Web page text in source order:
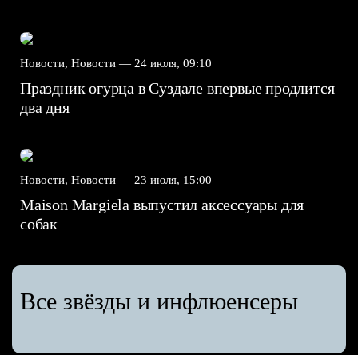
Новости, Новости — 24 июля, 09:10
Праздник огурца в Суздале впервые продлится
два дня
Новости, Новости — 23 июля, 15:00
Maison Margiela выпустил аксессуары для
собак
Все звёзды и инфлюенсеры